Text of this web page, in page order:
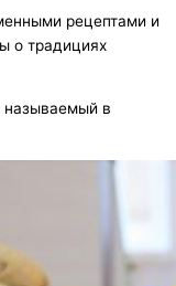
рецептами и
о традициях
в